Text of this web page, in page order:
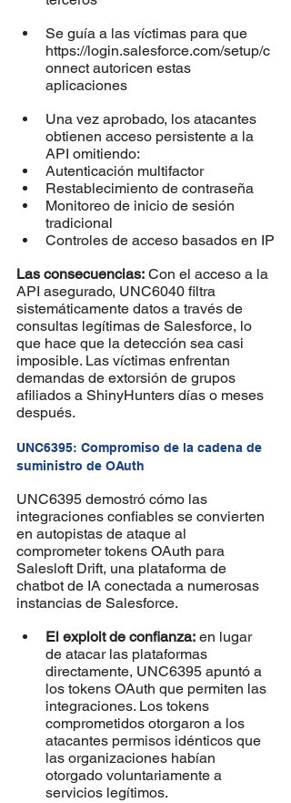
Se guía a las víctimas para que
https://login.salesforce.com/setup/c
onnect autoricen estas
aplicaciones
Una vez aprobado, los atacantes
obtienen acceso persistente a la
API omitiendo:
Autenticación multifactor
Restablecimiento de contraseña
Monitoreo de inicio de sesión
tradicional
Controles de acceso basados en IP
Las consecuencias: Con el acceso a la
API asegurado, UNC6040 filtra
sistemáticamente datos a través de
consultas legítimas de Salesforce, lo
que hace que la detección sea casi
imposible. Las víctimas enfrentan
demandas de extorsión de grupos
afiliados a ShinyHunters días o meses
después.
UNC6395: Compromiso de la cadena de
suministro de OAuth
UNC6395 demostró cómo las
integraciones confiables se convierten
en autopistas de ataque al
comprometer tokens OAuth para
Salesloft Drift, una plataforma de
chatbot de IA conectada a numerosas
instancias de Salesforce.
El exploit de confianza: en lugar
de atacar las plataformas
directamente, UNC6395 apuntó a
los tokens OAuth que permiten las
integraciones. Los tokens
comprometidos otorgaron a los
atacantes permisos idénticos que
las organizaciones habían
otorgado voluntariamente a
servicios legítimos.